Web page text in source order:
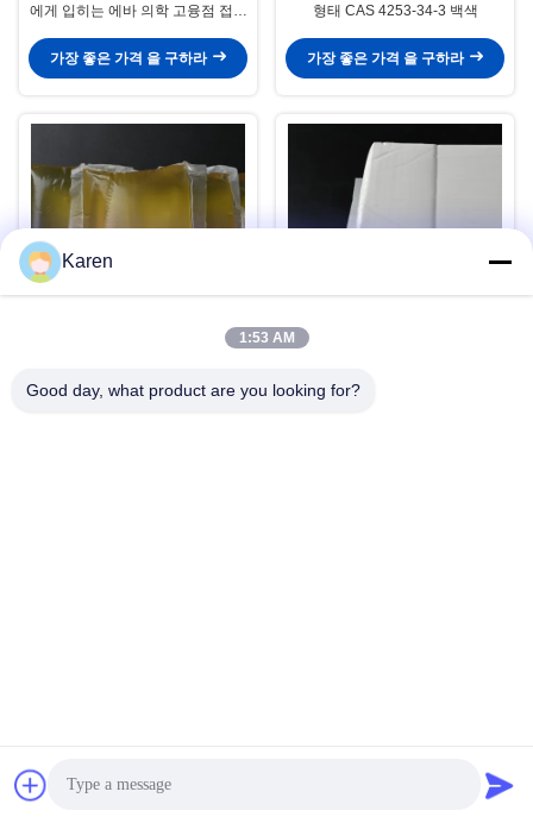
에게 입히는 에바 의학 고융점 접착
가장 좋은 가격 을 구하라
형태 CAS 4253-34-3 백색
가장 좋은 가격 을 구하라
가장 좋은 가격 을 구하라
Karen
1:53 AM
Good day, what product are you looking for?